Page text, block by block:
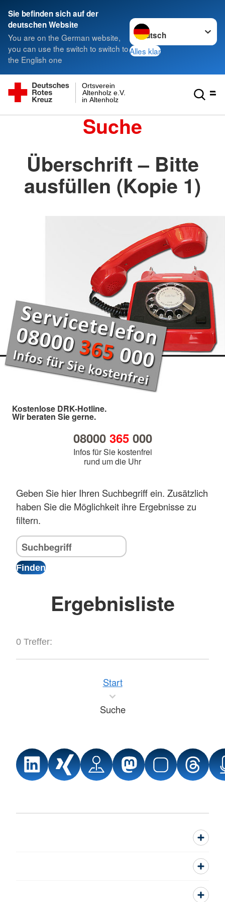
Sie befinden sich auf der
deutschen Website
You are on the German website,
you can use the switch to switch to
the English one
Sprache wechseln zu
Alles klar
in Altenholz
Altenholz e.V.
Ortsverein
Suche
Überschrift – Bitte
ausfüllen (Kopie 1)
Kostenlose DRK-Hotline.
Wir beraten Sie gerne.
08000 365000
Infos für Sie kostenfrei
rund um die Uhr
Geben Sie hier Ihren Suchbegriff ein. Zusätzlich
haben Sie die Möglichkeit ihre Ergebnisse zu
filtern.
Ergebnisliste
0 Treffer:
Start
Suche